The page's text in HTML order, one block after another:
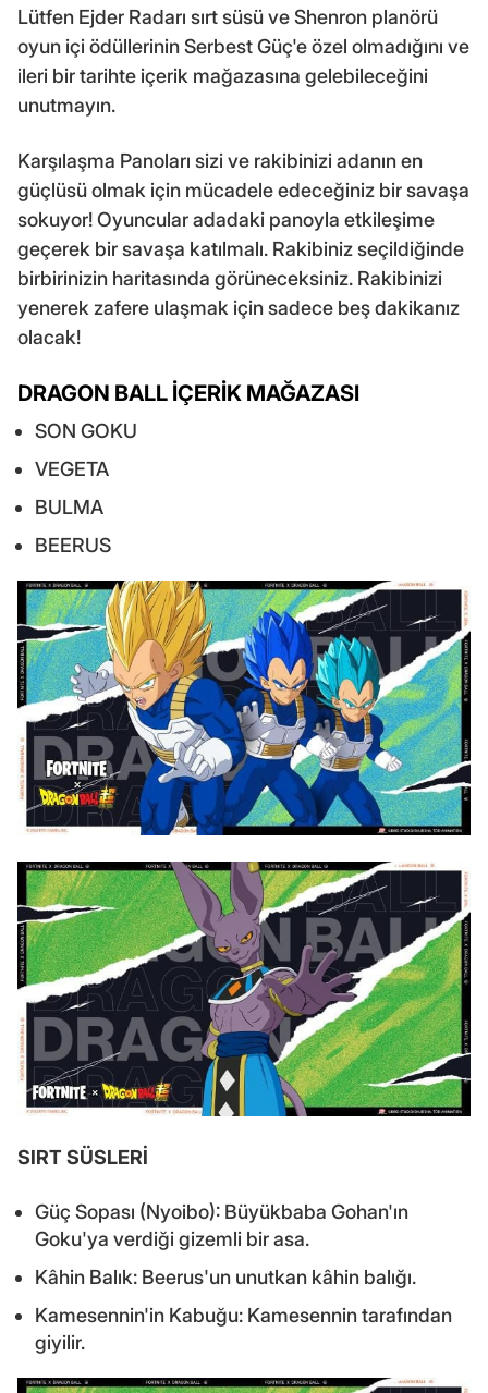
Lütfen Ejder Radarı sırt süsü ve Shenron planörü
oyun içi ödüllerinin Serbest Güç'e özel olmadığını ve
ileri bir tarihte içerik mağazasına gelebileceğini
unutmayın.
Karşılaşma Panoları sizi ve rakibinizi adanın en
güçlüsü olmak için mücadele edeceğiniz bir savaşa
sokuyor! Oyuncular adadaki panoyla etkileşime
geçerek bir savaşa katılmalı. Rakibiniz seçildiğinde
birbirinizin haritasında görüneceksiniz. Rakibinizi
yenerek zafere ulaşmak için sadece beş dakikanız
olacak!
DRAGON BALL İÇERİK MAĞAZASI
SON GOKU
VEGETA
BULMA
BEERUS
SIRT SÜSLERİ
Güç Sopası (Nyoibo): Büyükbaba Gohan'ın
Goku'ya verdiği gizemli bir asa.
Kâhin Balık: Beerus'un unutkan kâhin balığı.
Kamesennin'in Kabuğu: Kamesennin tarafından
giyilir.